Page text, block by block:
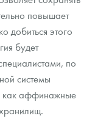
повышает
добиться этого
будет
по
системы
как аффинажные